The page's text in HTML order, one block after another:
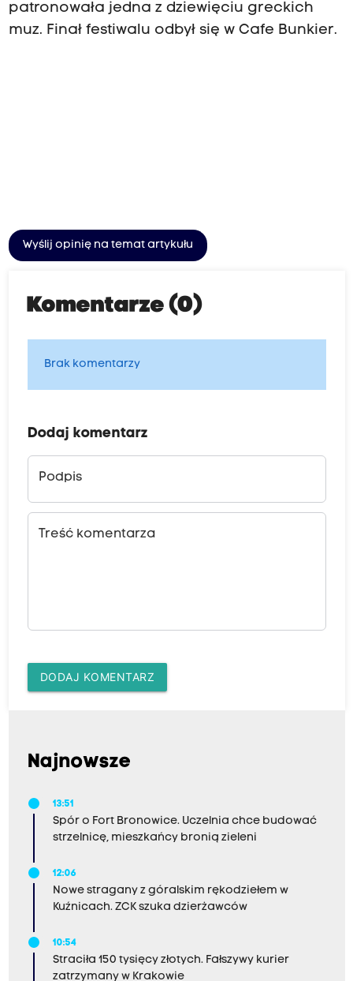
patronowała jedna z dziewięciu greckich
muz. Finał festiwalu odbył się w Cafe Bunkier.
Wyślij opinię na temat artykułu
Komentarze (0)
Brak komentarzy
Dodaj komentarz
Podpis
Treść komentarza
DODAJ KOMENTARZ
Najnowsze
13:51
Spór o Fort Bronowice. Uczelnia chce budować
strzelnicę, mieszkańcy bronią zieleni
12:06
Nowe stragany z góralskim rękodziełem w
Kuźnicach. ZCK szuka dzierżawców
10:54
Straciła 150 tysięcy złotych. Fałszywy kurier
zatrzymany w Krakowie